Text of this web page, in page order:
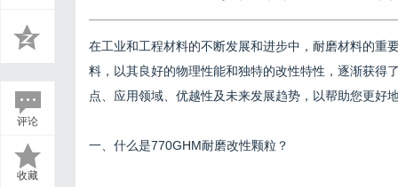
评论
收藏
在工业和工程材料的不断发展和进步中，耐磨材料的重
料，以其良好的物理性能和独特的改性特性，逐渐获得
点、应用领域、优越性及未来发展趋势，以帮助您更好
一、什么是770GHM耐磨改性颗粒？